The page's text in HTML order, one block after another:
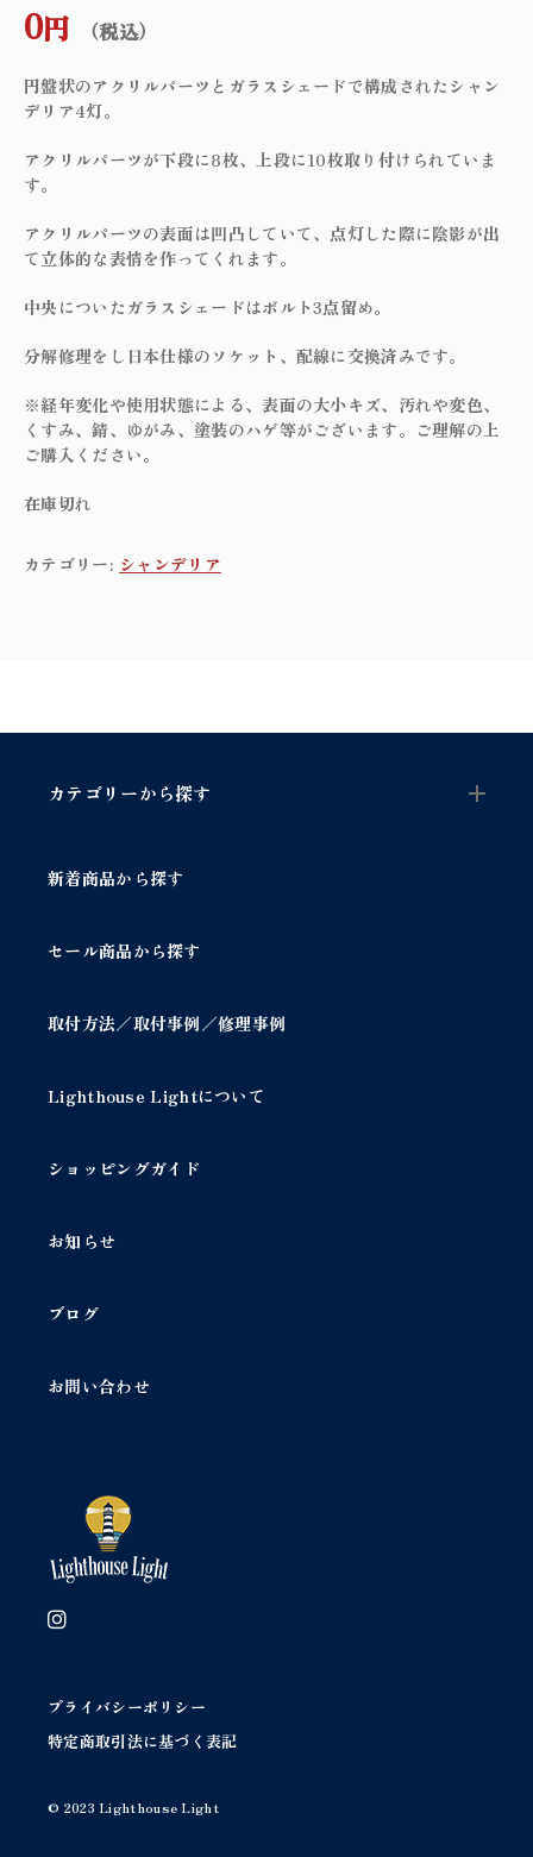
0円 （税込）
円盤状のアクリルパーツとガラスシェードで構成されたシャン
デリア4灯。
アクリルパーツが下段に8枚、上段に10枚取り付けられていま
す。
アクリルパーツの表面は凹凸していて、点灯した際に陰影が出
て立体的な表情を作ってくれます。
中央についたガラスシェードはボルト3点留め。
分解修理をし日本仕様のソケット、配線に交換済みです。
※経年変化や使用状態による、表面の大小キズ、汚れや変色、
くすみ、錆、ゆがみ、塗装のハゲ等がございます。ご理解の上
ご購入ください。
在庫切れ
カテゴリー: シャンデリア
プライバシーポリシー
特定商取引法に基づく表記
© 2023 Lighthouse Light
カテゴリーから探す
新着商品から探す
セール商品から探す
取付方法／取付事例／修理事例
Lighthouse Lightについて
ショッピングガイド
お知らせ
ブログ
お問い合わせ